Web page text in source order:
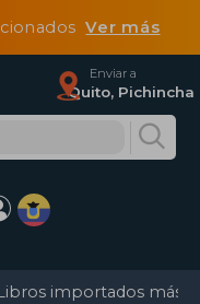
Ver más
Enviar a
Quito, Pichincha
importados más